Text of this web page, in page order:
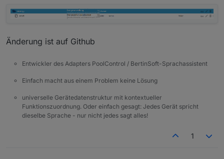
Änderung ist auf Github
Entwickler des Adapters PoolControl / BertinSoft-Sprachassistent
Einfach macht aus einem Problem keine Lösung
universelle Gerätedatenstruktur mit kontextueller
Funktionszuordnung. Oder einfach gesagt: Jedes Gerät spricht
dieselbe Sprache - nur nicht jedes sagt alles!
1